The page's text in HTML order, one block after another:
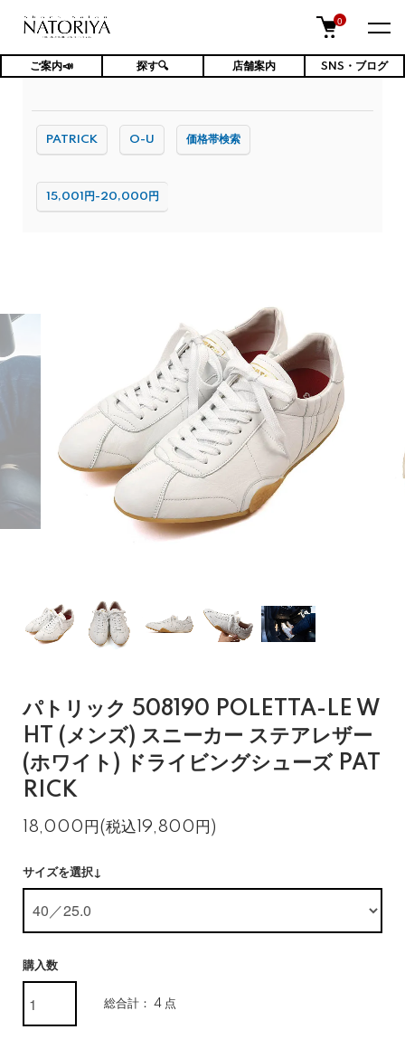
0
ご案内📣 探す🔍 店舗案内 SNS・ブログ
TOP
PATRICK O-U 価格帯検索
15,001円-20,000円
パトリック 508190 POLETTA-LE W
HT (メンズ) スニーカー ステアレザー
(ホワイト) ドライビングシューズ PAT
RICK
18,000円(税込19,800円)
サイズを選択↓
購入数
総合計： 4 点